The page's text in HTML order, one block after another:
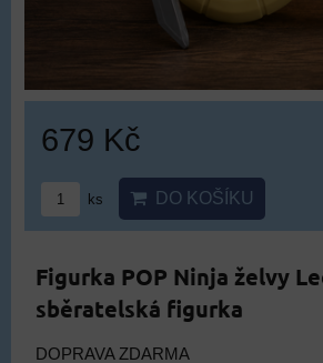
679 Kč
ks DO KOŠÍKU
Figurka POP Ninja želvy
sběratelská figurka
DOPRAVA ZDARMA